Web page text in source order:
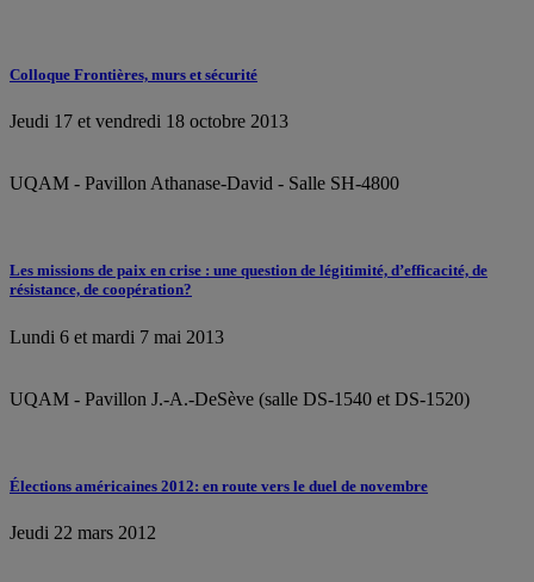
Colloque Frontières, murs et sécurité
Jeudi 17 et vendredi 18 octobre 2013
UQAM - Pavillon Athanase-David - Salle SH-4800
Les missions de paix en crise : une question de légitimité, d’efficacité, de
résistance, de coopération?
Lundi 6 et mardi 7 mai 2013
UQAM - Pavillon J.-A.-DeSève (salle DS-1540 et DS-1520)
Élections américaines 2012: en route vers le duel de novembre
Jeudi 22 mars 2012